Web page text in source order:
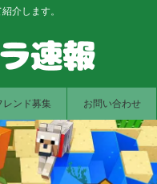
介します。
レンド募集 お問い合わせ